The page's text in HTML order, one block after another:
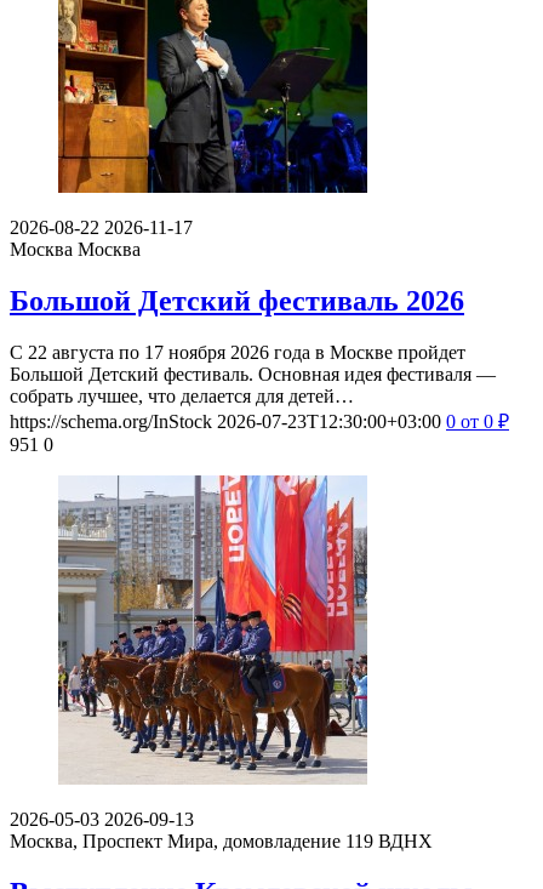
2026-08-22 2026-11-17
Москва Москва
Большой Детский фестиваль 2026
С 22 августа по 17 ноября 2026 года в Москве пройдет
Большой Детский фестиваль. Основная идея фестиваля —
собрать лучшее, что делается для детей…
https://schema.org/InStock 2026-07-23T12:30:00+03:00 0 от 0 ₽
951 0
2026-05-03 2026-09-13
Москва, Проспект Мира, домовладение 119 ВДНХ